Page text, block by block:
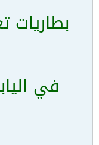
بطاريات
في